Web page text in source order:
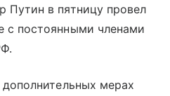
Путин в пятницу провел
с постоянными членами
мерах